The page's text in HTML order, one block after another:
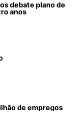
debate plano de
anos
de empregos